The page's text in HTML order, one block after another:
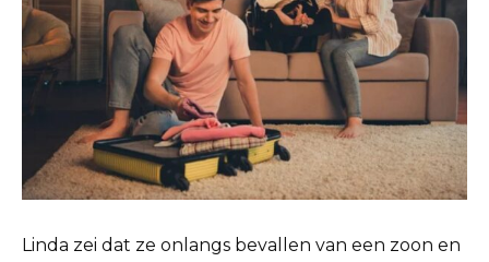
Linda zei dat ze onlangs bevallen van een zoon en